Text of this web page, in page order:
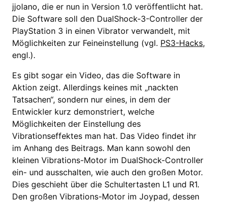
jjolano, die er nun in Version 1.0 veröffentlicht hat.
Die Software soll den DualShock-3-Controller der
PlayStation 3 in einen Vibrator verwandelt, mit
Möglichkeiten zur Feineinstellung (vgl. PS3-Hacks,
engl.).
Es gibt sogar ein Video, das die Software in
Aktion zeigt. Allerdings keines mit „nackten
Tatsachen“, sondern nur eines, in dem der
Entwickler kurz demonstriert, welche
Möglichkeiten der Einstellung des
Vibrationseffektes man hat. Das Video findet ihr
im Anhang des Beitrags. Man kann sowohl den
kleinen Vibrations-Motor im DualShock-Controller
ein- und ausschalten, wie auch den großen Motor.
Dies geschieht über die Schultertasten L1 und R1.
Den großen Vibrations-Motor im Joypad, dessen